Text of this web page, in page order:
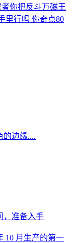
你把反斗万磁王
里行吗 你奇点80
的边缘....
，准备入手
10 月生产的第一